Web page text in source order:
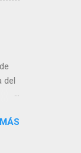
del